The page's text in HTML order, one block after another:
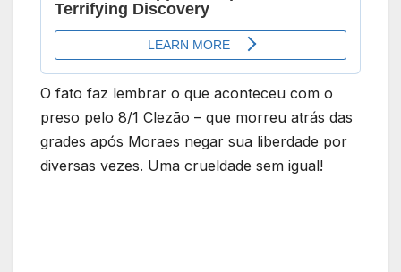
O fato faz lembrar o que aconteceu com o
preso pelo 8/1 Clezão – que morreu atrás das
grades após Moraes negar sua liberdade por
diversas vezes. Uma crueldade sem igual!